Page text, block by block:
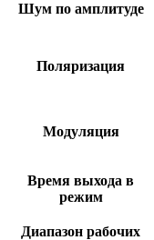
Шум по амплитуде
Поляризация
Модуляция
Время выхода в
режим
Диапазон рабочих